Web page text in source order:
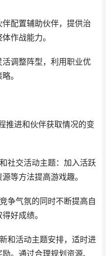
配置辅助伙伴，提供治
作战能力。
调整阵型，利用职业优
。
推进和伙伴获取情况的变
社交活动主题：加入活跃
等方法提高游戏趣。
争气氛的同时不断提高自
好成绩。
和活动主题安排，适时进
。通过合理规划资源、